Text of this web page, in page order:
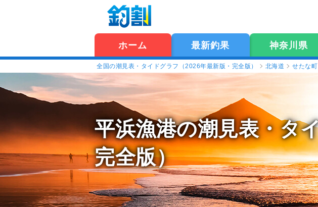
ホーム 最新釣果 神奈川県
全国の潮見表・タイドグラフ（2026年最新版・完全版） 北海道 せたな町
平浜漁港の潮見表・タ
完全版）